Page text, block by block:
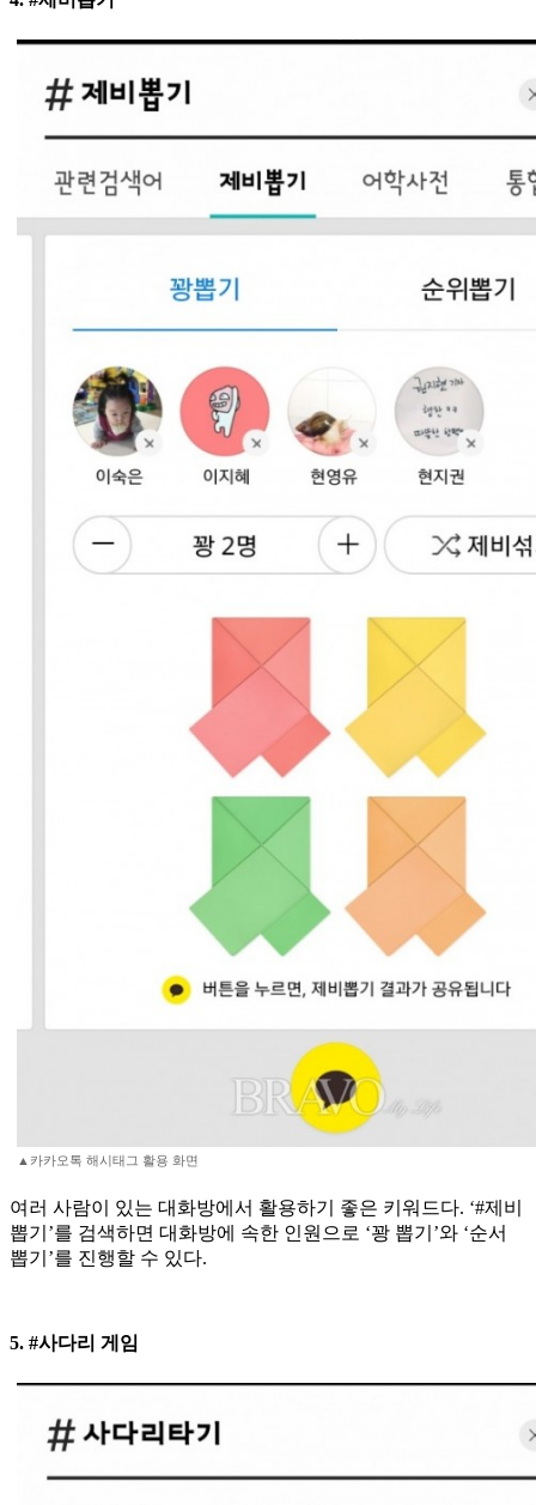
▲카카오톡 해시태그 활용 화면
여러 사람이 있는 대화방에서 활용하기 좋은 키워드다. ‘#제비
뽑기’를 검색하면 대화방에 속한 인원으로 ‘꽝 뽑기’와 ‘순서
뽑기’를 진행할 수 있다.
5. #사다리 게임